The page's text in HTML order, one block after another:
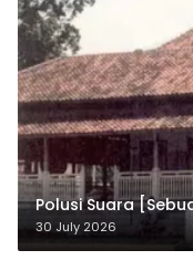
Polusi Suara
30 July 2026